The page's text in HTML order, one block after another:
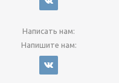
Написать нам:
Напишите нам: